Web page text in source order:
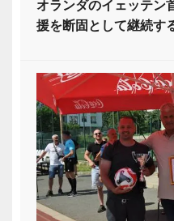
オランダのイェッテン
援を断固として継続す